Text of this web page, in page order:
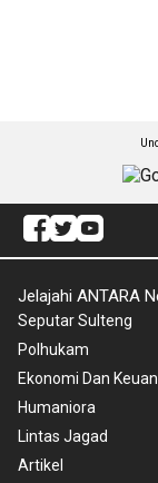
Jelajahi ANTARA
Seputar Sulteng
Polhukam
Ekonomi Dan
Humaniora
Lintas Jagad
Artikel